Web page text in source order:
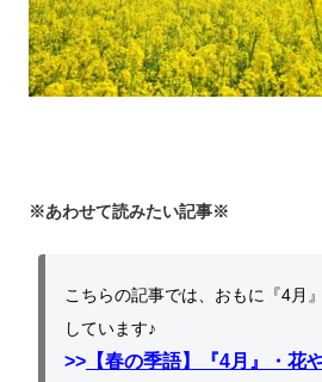
※あわせて読みたい記事※
こちらの記事では、おもに『4月
しています♪
>> 【春の季語】『4月』・花